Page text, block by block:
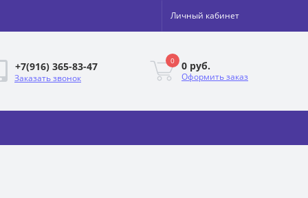
Личный кабинет
+7(916) 365-83-47
Заказать звонок
0 0 руб.
Оформить заказ